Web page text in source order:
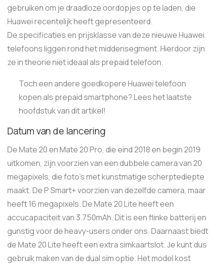
gebruiken om je draadloze oordopjes op te laden, die
Huawei recentelijk heeft gepresenteerd.
De specificaties en prijsklasse van deze nieuwe Huawei
telefoons liggen rond het middensegment. Hierdoor zijn
ze in theorie niet ideaal als prepaid telefoon.
Toch een andere goedkopere Huawei telefoon
kopen als prepaid smartphone? Lees het laatste
hoofdstuk van dit artikel!
Datum van de lancering
De Mate 20 en Mate 20 Pro, die eind 2018 en begin 2019
uitkomen, zijn voorzien van een dubbele camera van 20
megapixels, die foto’s met kunstmatige scherptediepte
maakt. De P Smart+ voorzien van dezelfde camera, maar
heeft 16 megapixels. De Mate 20 Lite heeft een
accucapaciteit van 3.750mAh. Dit is een flinke batterij en
gunstig voor de heavy-users onder ons. Daarnaast biedt
de Mate 20 Lite heeft een extra simkaartslot. Je kunt dus
gebruik maken van de dual sim optie. Het model kost